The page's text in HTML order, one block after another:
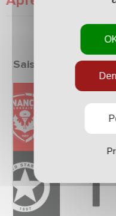
Choix de
Saison 2025/2026